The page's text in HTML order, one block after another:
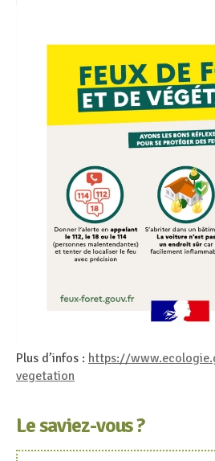
Plus d’infos : https://
vegetation
Le saviez-vous ?